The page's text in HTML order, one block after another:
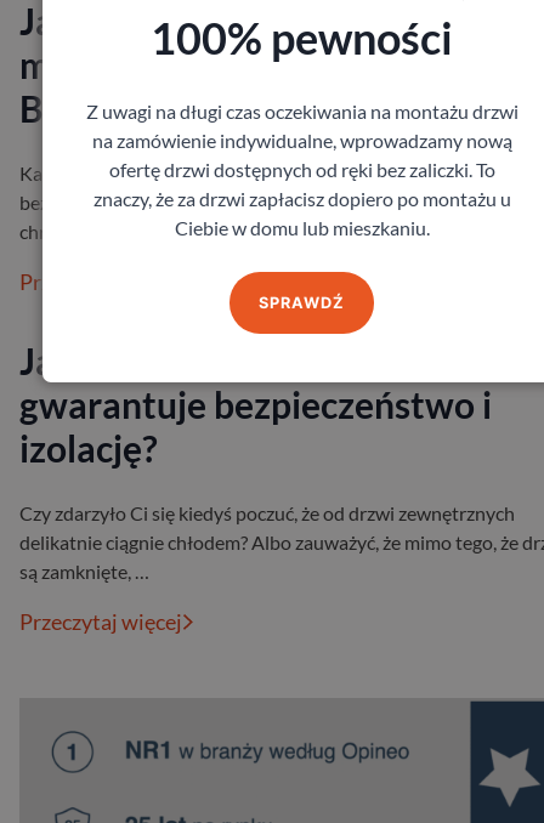
Jakie drzwi wejściowe do
mieszkania wybrać?
Bezpieczeństwo i izolacja
Każdy z nas chce czuć się we własnym mieszkaniu spokojnie i
bezpiecznie. Drzwi wejściowe odgrywają w tym ogromną rolę –
chronią przed hałase…
Przeczytaj więcej
Jaka grubość drzwi
gwarantuje bezpieczeństwo i
izolację?
Czy zdarzyło Ci się kiedyś poczuć, że od drzwi zewnętrznych
delikatnie ciągnie chłodem? Albo zauważyć, że mimo tego, że
są zamknięte, …
Przeczytaj więcej
100% pewności
Z uwagi na długi czas oczekiwania na montażu drzwi
na zamówienie indywidualne, wprowadzamy nową
ofertę drzwi dostępnych od ręki bez zaliczki. To
znaczy, że za drzwi zapłacisz dopiero po montażu u
Ciebie w domu lub mieszkaniu.
SPRAWDŹ